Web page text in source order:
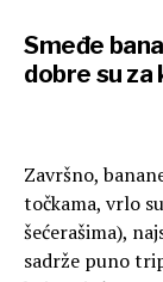
Smeđe
dobre su za
Završno,
točkama, vrlo
šećerašima),
sadrže puno